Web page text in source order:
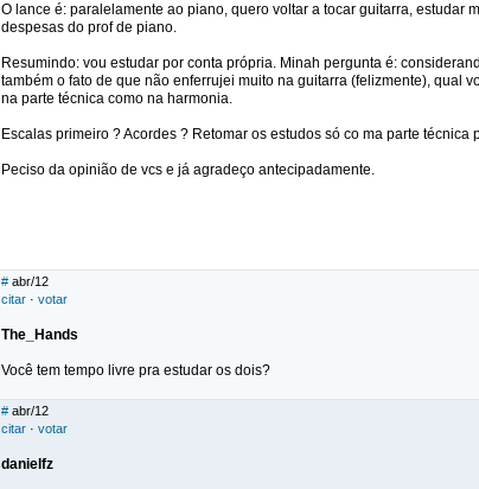
O lance é: paralelamente ao piano, quero voltar a tocar guitarra, estudar
despesas do prof de piano.
Resumindo: vou estudar por conta própria. Minah pergunta é:
também o fato de que não enferrujei muito na guitarra (felizmente), qual
na parte técnica como na harmonia.
Escalas primeiro ? Acordes ? Retomar os estudos só co ma parte técnica
Peciso da opinião de vcs e já agradeço antecipadamente.
# abr/12
citar · votar
The_Hands
Você tem tempo livre pra estudar os dois?
# abr/12
citar · votar
danielfz